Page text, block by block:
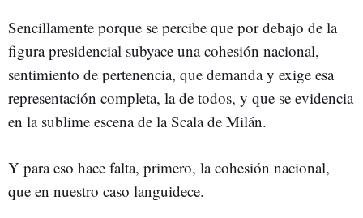
Sencillamente porque se percibe que por debajo de la
figura presidencial subyace una cohesión nacional,
sentimiento de pertenencia, que demanda y exige esa
representación completa, la de todos, y que se evidencia
en la sublime escena de la Scala de Milán.
Y para eso hace falta, primero, la cohesión nacional,
que en nuestro caso languidece.